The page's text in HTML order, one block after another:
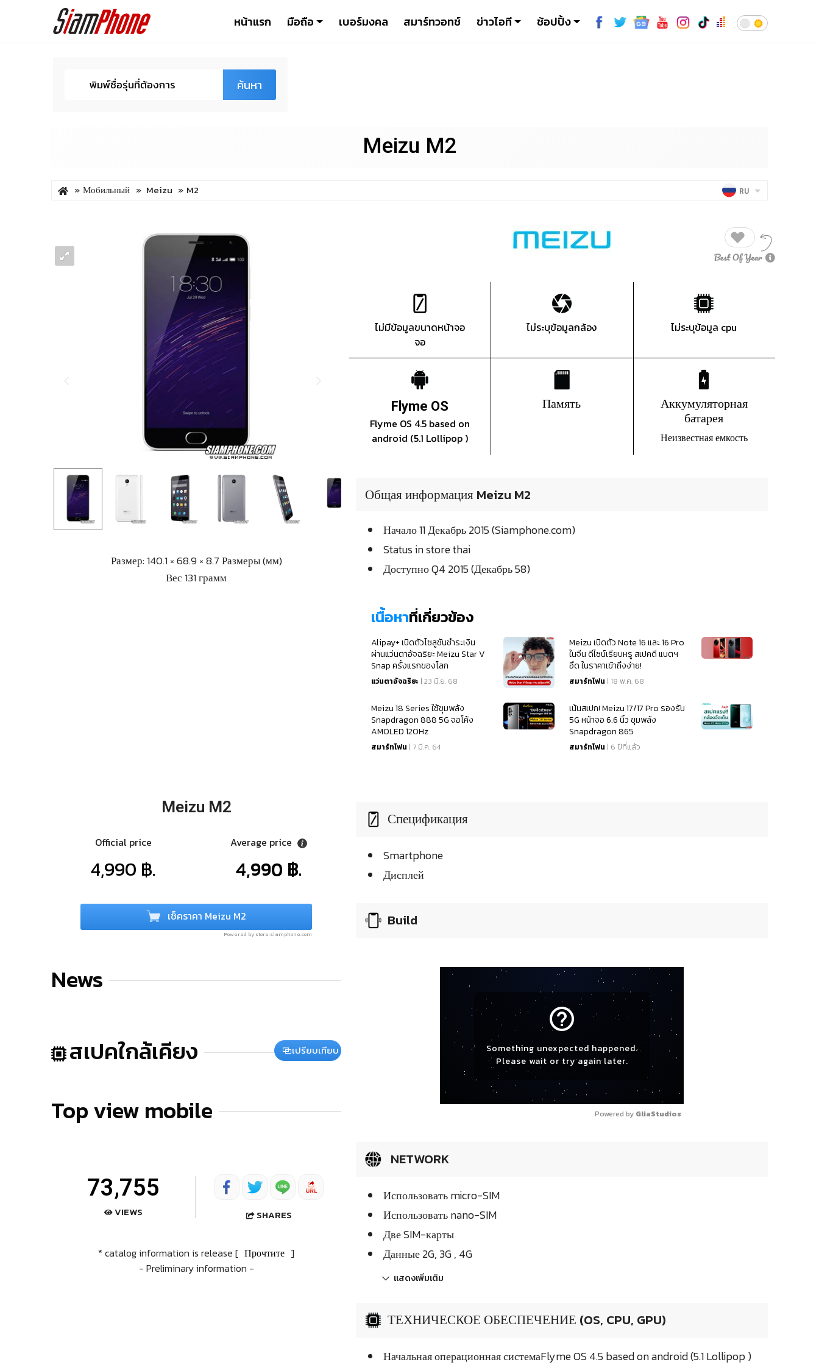
หน้าแรก มือถือ เบอร์มงคล สมาร์ทวอทช์ ข่าวไอที ช้อปปิ้ง
ค้นหา
Meizu M2
Мобильный Meizu M2 RU
Размер: 140.1 × 68.9 × 8.7 Размеры (мм)
Вес 131 грамм
Meizu M2
Official price
4,990 ฿.
Average price
4,990 ฿.
เช็คราคา Meizu M2
Powered by store.siamphone.com
News
สเปคใกล้เคียง เปรียบเทียบ
Top view mobile
73,755
VIEWS SHARES
* catalog information is release [ Прочтите ]
- Preliminary information -
ไม่มีข้อมูลขนาดหน้าจอ
จอ
ไม่ระบุข้อมูลกล้อง ไม่ระบุข้อมูล cpu
Flyme OS
Flyme OS 4.5 based on
android (5.1 Lollipop )
Память
Аккумуляторная
батарея
Неизвестная емкость
Общая информация Meizu M2
Начало 11 Декабрь 2015 (Siamphone.com)
Status in store thai
Доступно Q4 2015 (Декабрь 58)
เนื้อหาที่เกี่ยวข้อง
Alipay+ เปิดตัวโซลูชันชำระเงิน
ผ่านแว่นตาอัจฉริยะ Meizu Star V
Snap ครั้งแรกของโลก
แว่นตาอัจฉริยะ | 23 มิ.ย. 68
Meizu เปิดตัว Note 16 และ 16 Pro
ในจีน ดีไซน์เรียบหรู สเปคดี แบตฯ
อึด ในราคาเข้าถึงง่าย!
สมาร์ทโฟน | 18 พ.ค. 68
Meizu 18 Series ใช้ขุมพลัง
Snapdragon 888 5G จอโค้ง
AMOLED 120Hz
สมาร์ทโฟน | 7 มี.ค. 64
เน้นสเปก! Meizu 17/17 Pro รองรับ
5G หน้าจอ 6.6 นิ้ว ขุมพลัง
Snapdragon 865
สมาร์ทโฟน | 6 ปีที่แล้ว
Спецификация
Smartphone
Дисплей
Build
help_outline
Something unexpected happened.
Please wait or try again later.
Powered by GliaStudios
NETWORK
Использовать micro-SIM
Использовать nano-SIM
Две SIM-карты
Данные 2G, 3G , 4G
แสดงเพิ่มเติม
ТЕХНИЧЕСКОЕ ОБЕСПЕЧЕНИЕ (OS, CPU, GPU)
Начальная операционная системаFlyme OS 4.5 based on android (5.1 Lollipop )